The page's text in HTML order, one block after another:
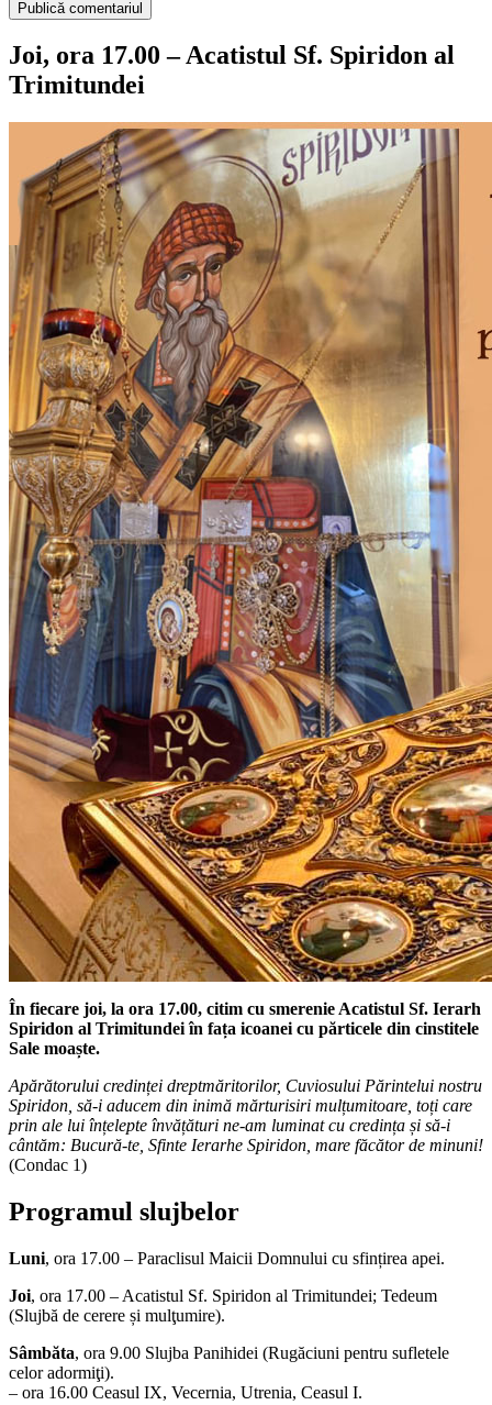
Joi, ora 17.00 – Acatistul Sf. Spiridon al
Trimitundei
În fiecare joi, la ora 17.00, citim cu smerenie Acatistul Sf. Ierarh
Spiridon al Trimitundei în fața icoanei cu părticele din cinstitele
Sale moaște.
Apărătorului credinței dreptmăritorilor, Cuviosului Părintelui nostru
Spiridon, să-i aducem din inimă mărturisiri mulțumitoare, toți care
prin ale lui înțelepte învățături ne-am luminat cu credința și să-i
cântăm: Bucură-te, Sfinte Ierarhe Spiridon, mare făcător de minuni!
(Condac 1)
Programul slujbelor
Luni, ora 17.00 – Paraclisul Maicii Domnului cu sfințirea apei.
Joi, ora 17.00 – Acatistul Sf. Spiridon al Trimitundei; Tedeum
(Slujbă de cerere și mulţumire).
Sâmbăta, ora 9.00 Slujba Panihidei (Rugăciuni pentru sufletele
celor adormiţi).
– ora 16.00 Ceasul IX, Vecernia, Utrenia, Ceasul I.